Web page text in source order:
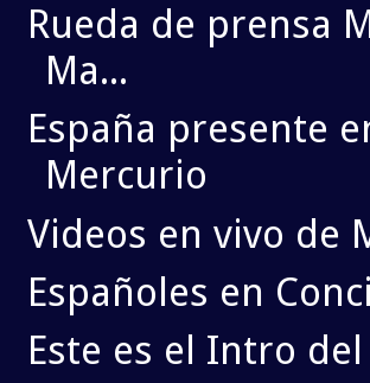
Rueda de prensa
Ma...
España presente
Mercurio
Videos en vivo de
Españoles en
Este es el Intro